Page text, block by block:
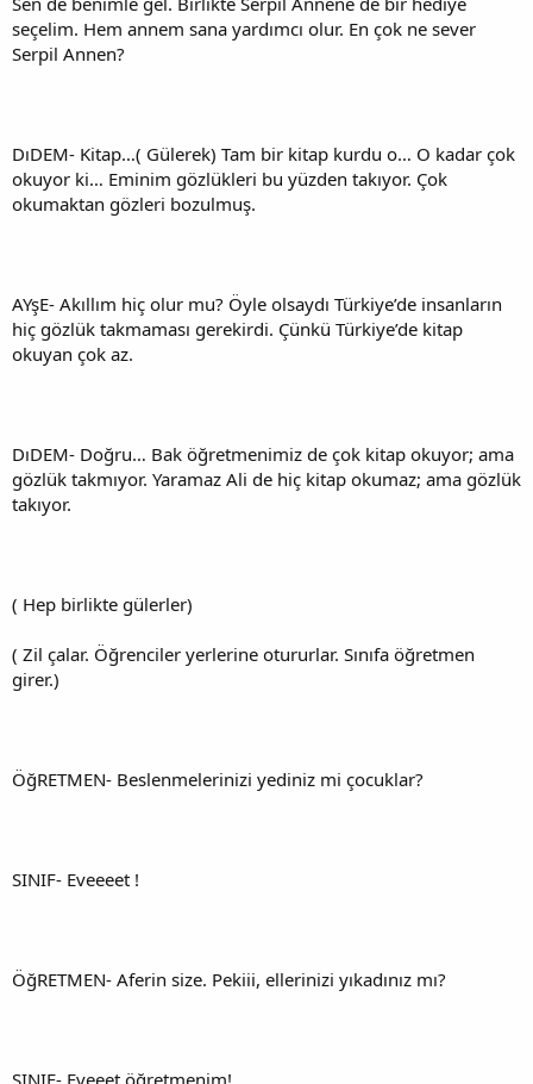
seçelim. Hem annem sana yardımcı olur. En çok ne sever
Serpil Annen?
DıDEM- Kitap…( Gülerek) Tam bir kitap kurdu o… O kadar çok
okuyor ki… Eminim gözlükleri bu yüzden takıyor. Çok
okumaktan gözleri bozulmuş.
AYşE- Akıllım hiç olur mu? Öyle olsaydı Türkiye’de insanların
hiç gözlük takmaması gerekirdi. Çünkü Türkiye’de kitap
okuyan çok az.
DıDEM- Doğru… Bak öğretmenimiz de çok kitap okuyor; ama
gözlük takmıyor. Yaramaz Ali de hiç kitap okumaz; ama gözlük
takıyor.
( Hep birlikte gülerler)
( Zil çalar. Öğrenciler yerlerine otururlar. Sınıfa öğretmen
girer.)
ÖğRETMEN- Beslenmelerinizi yediniz mi çocuklar?
SINIF- Eveeeet !
ÖğRETMEN- Aferin size. Pekiii, ellerinizi yıkadınız mı?
SINIF- Eveeet öğretmenim!